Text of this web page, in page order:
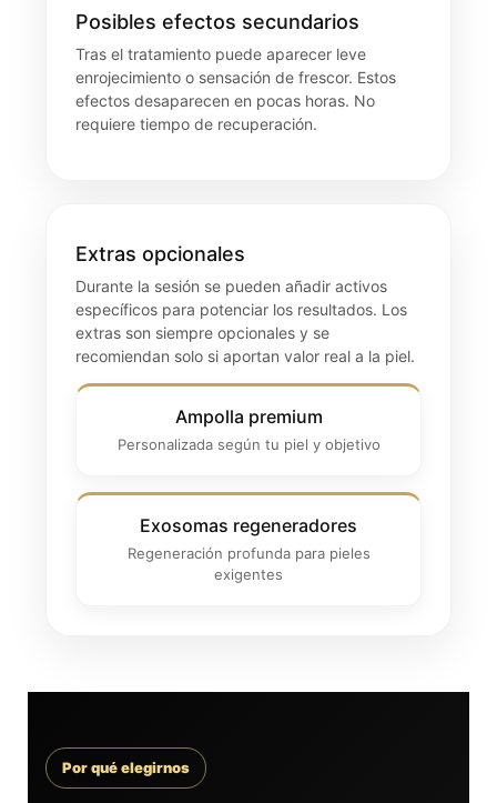
Posibles efectos secundarios
Tras el tratamiento puede aparecer leve
enrojecimiento o sensación de frescor. Estos
efectos desaparecen en pocas horas. No
requiere tiempo de recuperación.
Extras opcionales
Durante la sesión se pueden añadir activos
específicos para potenciar los resultados. Los
extras son siempre opcionales y se
recomiendan solo si aportan valor real a la piel.
Ampolla premium
Personalizada según tu piel y objetivo
Exosomas regeneradores
Regeneración profunda para pieles
exigentes
Por qué elegirnos